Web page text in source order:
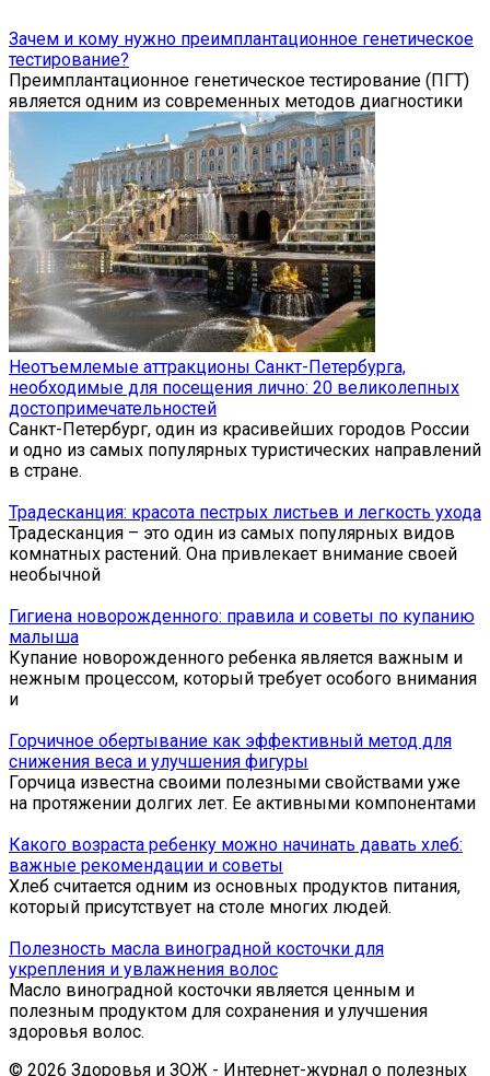
Зачем и кому нужно преимплантационное генетическое
тестирование?
Преимплантационное генетическое тестирование (ПГТ)
является одним из современных методов диагностики
Неотъемлемые аттракционы Санкт-Петербурга,
необходимые для посещения лично: 20 великолепных
достопримечательностей
Санкт-Петербург, один из красивейших городов России
и одно из самых популярных туристических направлений
в стране.
Традесканция: красота пестрых листьев и легкость ухода
Традесканция – это один из самых популярных видов
комнатных растений. Она привлекает внимание своей
необычной
Гигиена новорожденного: правила и советы по купанию
малыша
Купание новорожденного ребенка является важным и
нежным процессом, который требует особого внимания
и
Горчичное обертывание как эффективный метод для
снижения веса и улучшения фигуры
Горчица известна своими полезными свойствами уже
на протяжении долгих лет. Ее активными компонентами
Какого возраста ребенку можно начинать давать хлеб:
важные рекомендации и советы
Хлеб считается одним из основных продуктов питания,
который присутствует на столе многих людей.
Полезность масла виноградной косточки для
укрепления и увлажнения волос
Масло виноградной косточки является ценным и
полезным продуктом для сохранения и улучшения
здоровья волос.
© 2026 Здоровья и ЗОЖ - Интернет-журнал о полезных